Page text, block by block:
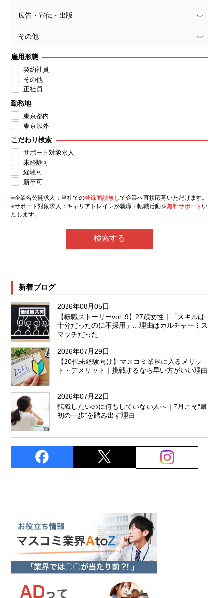
広告・宣伝・出版
その他
雇用形態
契約社員
その他
正社員
勤務地
東京都内
東京以外
こだわり検索
サポート対象求人
未経験可
経験可
新卒可
●企業名公開求人：当社での登録面談無しで企業へ直接応募いただけます。
●サポート対象求人：キャリアトレインが就職・転職活動を無料サポート い
たします。
新着ブログ
2026年08月05日
【転職ストーリーvol. 9】27歳女性｜「スキルは
十分だったのに不採用」…理由はカルチャーミス
マッチだった
2026年07月29日
【20代未経験向け】マスコミ業界に入るメリッ
ト・デメリット｜挑戦するなら早い方がいい理由
2026年07月22日
転職したいのに何もしていない人へ｜7月こそ“最
初の一歩”を踏み出す理由